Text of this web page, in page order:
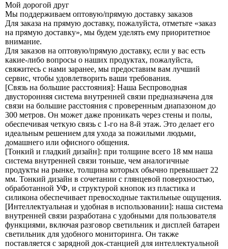
Мой дорогой друг
Мы поддерживаем оптовую/прямую доставку заказов
Для заказа на прямую доставку, пожалуйста, отметьте «заказ
на прямую доставку», мы будем уделять ему приоритетное
внимание.
Для заказов на оптовую/прямую доставку, если у вас есть
какие-либо вопросы о наших продуктах, пожалуйста,
свяжитесь с нами заранее, мы предоставим вам лучший
сервис, чтобы удовлетворить ваши требования.
[Связь на большие расстояния]: Наша Беспроводная
двусторонняя система внутренней связи предназначена для
связи на большие расстояния с проверенным диапазоном до
300 метров. Он может даже проникать через стены и полы,
обеспечивая четкую связь с 1-го на 8-й этаж. Это делает его
идеальным решением для ухода за пожилыми людьми,
домашнего или офисного общения.
[Тонкий и гладкий дизайн]: при толщине всего 18 мм наша
система внутренней связи тоньше, чем аналогичные
продукты на рынке, толщина которых обычно превышает 22
мм. Тонкий дизайн в сочетании с глянцевой поверхностью,
обработанной УФ, и структурой кнопок из пластика и
силикона обеспечивает превосходные тактильные ощущения.
[Интеллектуальная и удобная в использовании]: наша система
внутренней связи разработана с удобными для пользователя
функциями, включая разговор светильник и дисплей батареи
светильник для удобного мониторинга. Он также
поставляется с зарядной док-станцией для интеллектуальной